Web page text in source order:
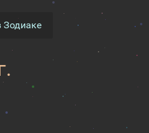
Зодиаке